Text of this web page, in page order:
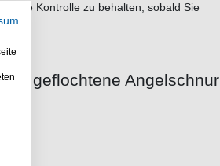
die Kontrolle zu behalten, sobald Sie
geflochtene Angelschnur